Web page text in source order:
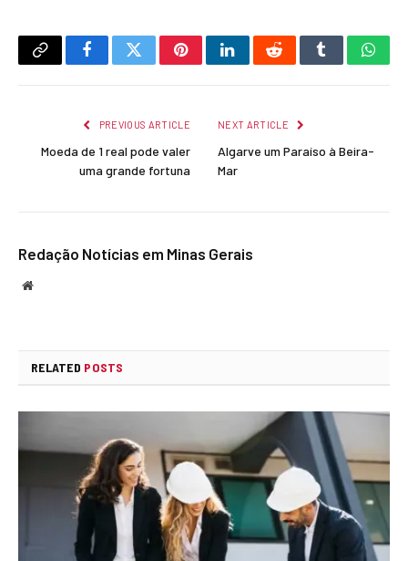
Copy
FacebookTwitterPinterestLinkedInRedditTumblr
PREVIOUS ARTICLE
Moeda de 1 real pode valer
uma grande fortuna
NEXT ARTICLE
Algarve um Paraíso à Beira-
Mar
Redação Notícias em Minas Gerais
Website
RELATED POSTS